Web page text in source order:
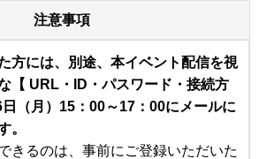
注意事項
方には、別途、本イベント配信を視
【 URL・ID・パスワード・接続方
（月）15：00～17：00にメールに
。
きるのは、事前にご登録いただいた